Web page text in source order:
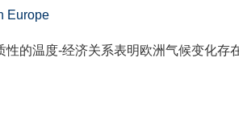
Europe
性的温度-经济关系表明欧洲气候变化存